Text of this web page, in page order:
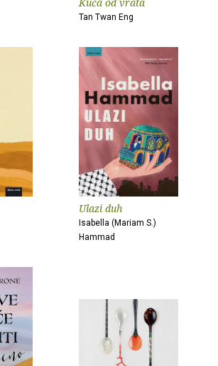
Tan Twan Eng
Ulazi duh
Isabella (Mariam S.)
Hammad